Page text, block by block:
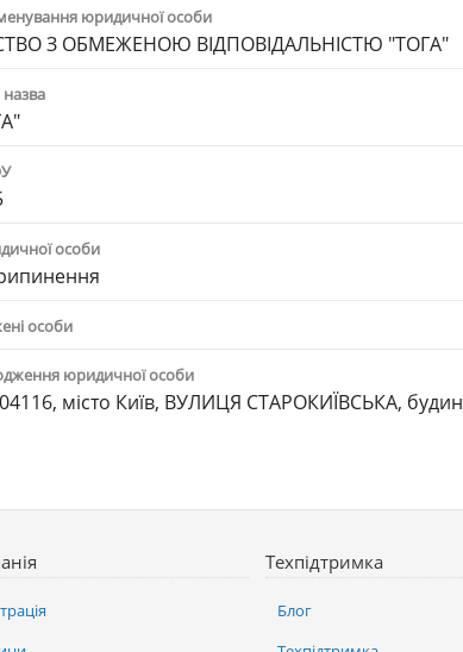
юридичної особи
З ОБМЕЖЕНОЮ ВІДПОВІДАЛЬНІСТЮ "ТОГА"
особи
особи
юридичної особи
місто Київ, ВУЛИЦЯ СТАРОКИЇВСЬКА,
Техпідтримка
Блог